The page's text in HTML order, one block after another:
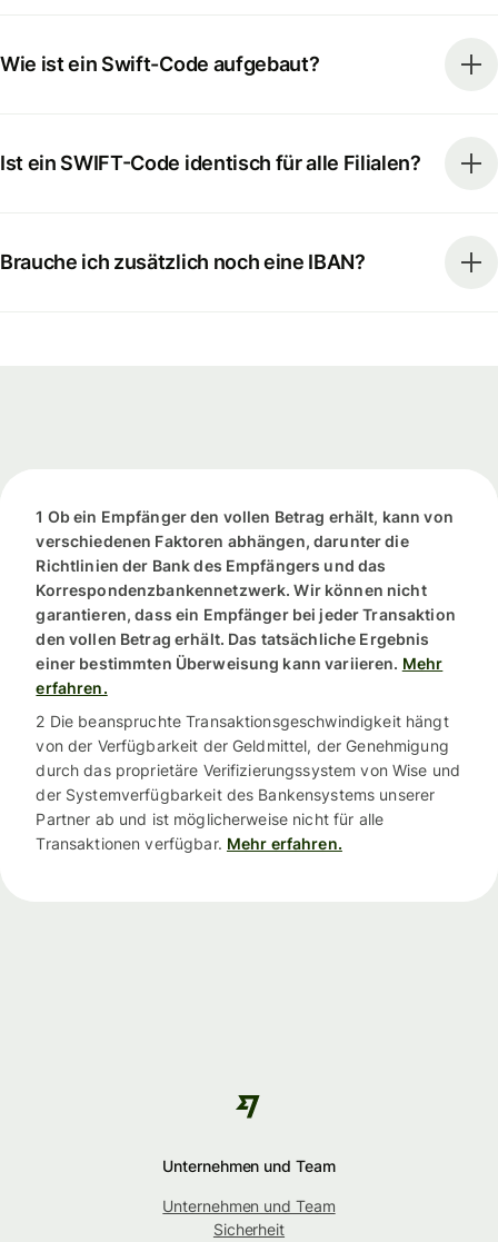
Wie ist ein Swift-Code aufgebaut?
Ist ein SWIFT-Code identisch für alle Filialen?
Brauche ich zusätzlich noch eine IBAN?
1 Ob ein Empfänger den vollen Betrag erhält, kann von
verschiedenen Faktoren abhängen, darunter die
Richtlinien der Bank des Empfängers und das
Korrespondenzbankennetzwerk. Wir können nicht
garantieren, dass ein Empfänger bei jeder Transaktion
den vollen Betrag erhält. Das tatsächliche Ergebnis
einer bestimmten Überweisung kann variieren. Mehr
erfahren.
2 Die beanspruchte Transaktionsgeschwindigkeit hängt
von der Verfügbarkeit der Geldmittel, der Genehmigung
durch das proprietäre Verifizierungssystem von Wise und
der Systemverfügbarkeit des Bankensystems unserer
Partner ab und ist möglicherweise nicht für alle
Transaktionen verfügbar. Mehr erfahren.
Unternehmen und Team
Unternehmen und Team
Sicherheit